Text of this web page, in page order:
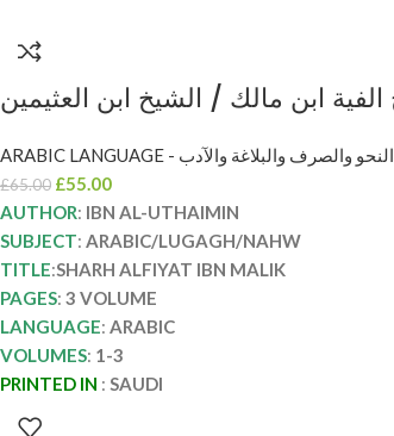
ARABIC LANGUAGE - النحو والصرف والبلاغة والآدب
£65.00 £55.00
AUTHOR: IBN AL-UTHAIMIN
SUBJECT: ARABIC/LUGAGH/NAHW
TITLE:SHARH ALFIYAT IBN MALIK
PAGES: 3 VOLUME
LANGUAGE: ARABIC
VOLUMES: 1-3
PRINTED IN : SAUDI